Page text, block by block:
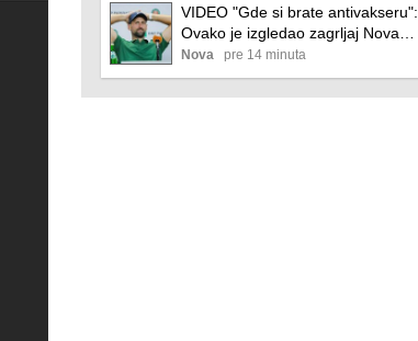
VIDEO "Gde si brate antivakseru":
Ovako je izgledao zagrljaj Novaka
Đokovića i Vlade Georgijeva
Nova pre 14 minuta